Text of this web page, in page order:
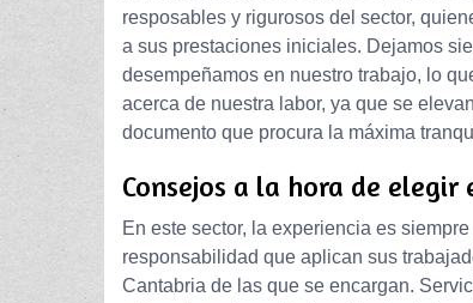
resposables y rigurosos del sector,
a sus prestaciones iniciales. Dejamos
desempeñamos en nuestro trabajo, lo
acerca de nuestra labor, ya que se
documento que procura la máxima
Consejos a la hora de elegir
En este sector, la experiencia es
responsabilidad que aplican sus
Cantabria de las que se encargan.